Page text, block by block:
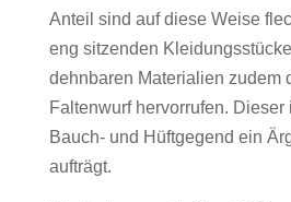
Anteil sind auf diese Weise
eng sitzenden
dehnbaren Materialien zudem
Faltenwurf hervorrufen. Dieser
Bauch- und Hüftgegend ein
aufträgt.